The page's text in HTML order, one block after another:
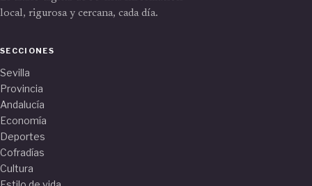
local, rigurosa y cercana, cada día.
SECCIONES
Sevilla
Provincia
Andalucía
Economía
Deportes
Cofradías
Cultura